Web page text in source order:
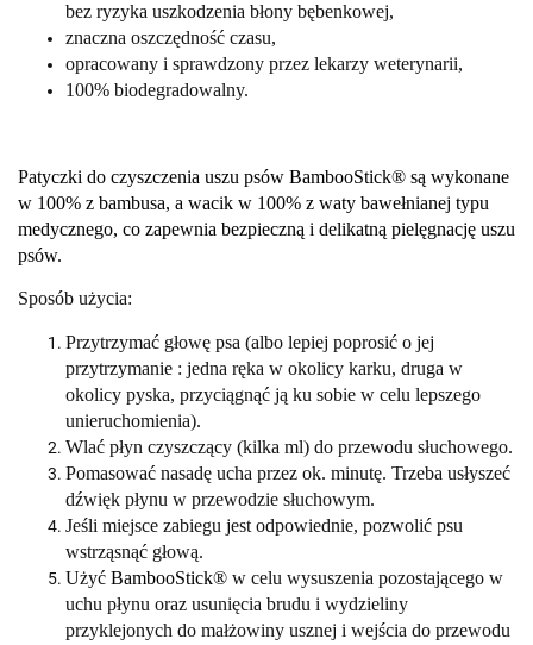
bez ryzyka uszkodzenia błony bębenkowej,
znaczna oszczędność czasu,
opracowany i sprawdzony przez lekarzy weterynarii,
100% biodegradowalny.
Patyczki do czyszczenia uszu psów BambooStick® są wykonane
w 100% z bambusa, a wacik w 100% z waty bawełnianej typu
medycznego, co zapewnia bezpieczną i delikatną pielęgnację uszu
psów.
Sposób użycia:
Przytrzymać głowę psa (albo lepiej poprosić o jej
przytrzymanie : jedna ręka w okolicy karku, druga w
okolicy pyska, przyciągnąć ją ku sobie w celu lepszego
unieruchomienia).
Wlać płyn czyszczący (kilka ml) do przewodu słuchowego.
Pomasować nasadę ucha przez ok. minutę. Trzeba usłyszeć
dźwięk płynu w przewodzie słuchowym.
Jeśli miejsce zabiegu jest odpowiednie, pozwolić psu
wstrząsnąć głową.
Użyć BambooStick® w celu wysuszenia pozostającego w
uchu płynu oraz usunięcia brudu i wydzieliny
przyklejonych do małżowiny usznej i wejścia do przewodu